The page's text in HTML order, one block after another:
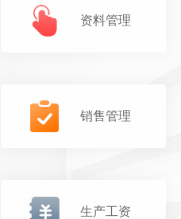
资料管理
销售管理
生产工资